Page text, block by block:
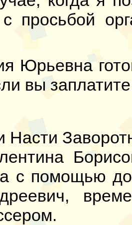
просьбой
Юрьевна
вы
Насти
с помощью